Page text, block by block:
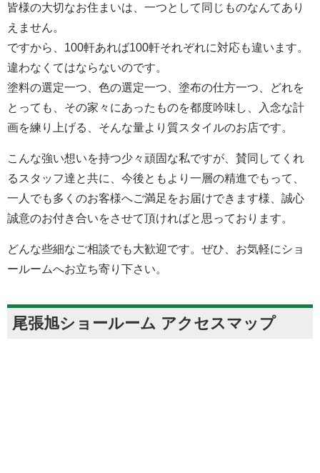
皆様の大切なお住まいは、一つとして同じものなんてあり
えません。
ですから、100軒あれば100軒それぞれに対応も違います。
違わなくてはならないのです。
塗料の選定一つ、色の選定一つ、塗布の仕方一つ、どれを
とっても、その家々にあったものを都度吟味し、入念な計
画を練り上げる、そんな量より質スタイルのお店です。
こんな強い想いを持つ少々頑固な私ですが、賛同してくれ
るスタッフ達と共に、今後ともより一層の精進でもって、
一人でも多くのお客様へご満足をお届けできます様、誠心
誠意のお付き合いをさせて頂ければと思っております。
どんな些細なご相談でも大歓迎です。ぜひ、お気軽にショ
ールームへお立ち寄り下さい。
尾張旭ショールーム アクセスマップ